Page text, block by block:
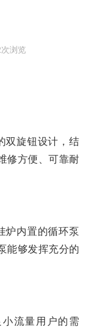
浏览
双旋钮设计，结
修方便、可靠耐
炉内置的循环泵
能够发挥充分的
流量用户的需